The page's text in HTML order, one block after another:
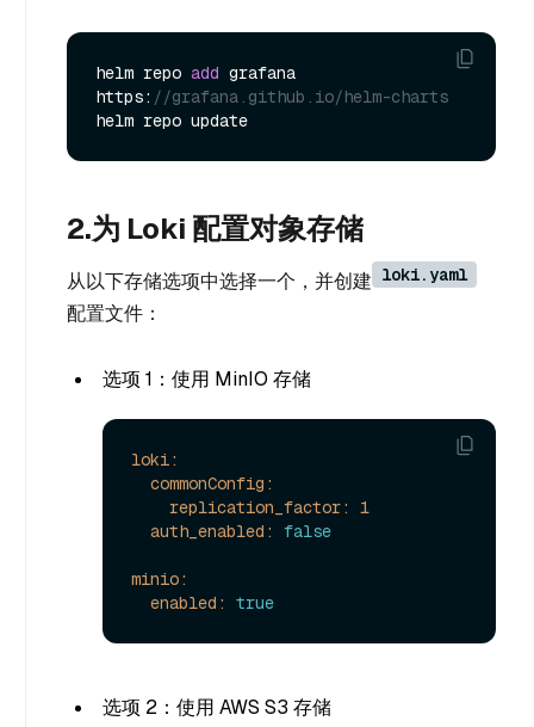
helm repo add grafana
https: //grafana.github.io/helm-charts
2.为 Loki 配置对象存储
从以下存储选项中选择一个，并创建 loki.yaml
配置文件：
选项 1：使用 MinIO 存储
loki:
commonConfig:
replication_factor:
1
auth_enabled:
false
minio:
enabled:
true
选项 2：使用 AWS S3 存储